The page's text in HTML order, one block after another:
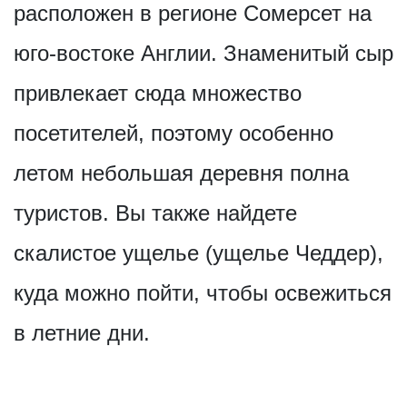
расположен в регионе Сомерсет на
юго-востоке Англии. Знаменитый сыр
привлекает сюда множество
посетителей, поэтому особенно
летом небольшая деревня полна
туристов. Вы также найдете
скалистое ущелье (ущелье Чеддер),
куда можно пойти, чтобы освежиться
в летние дни.